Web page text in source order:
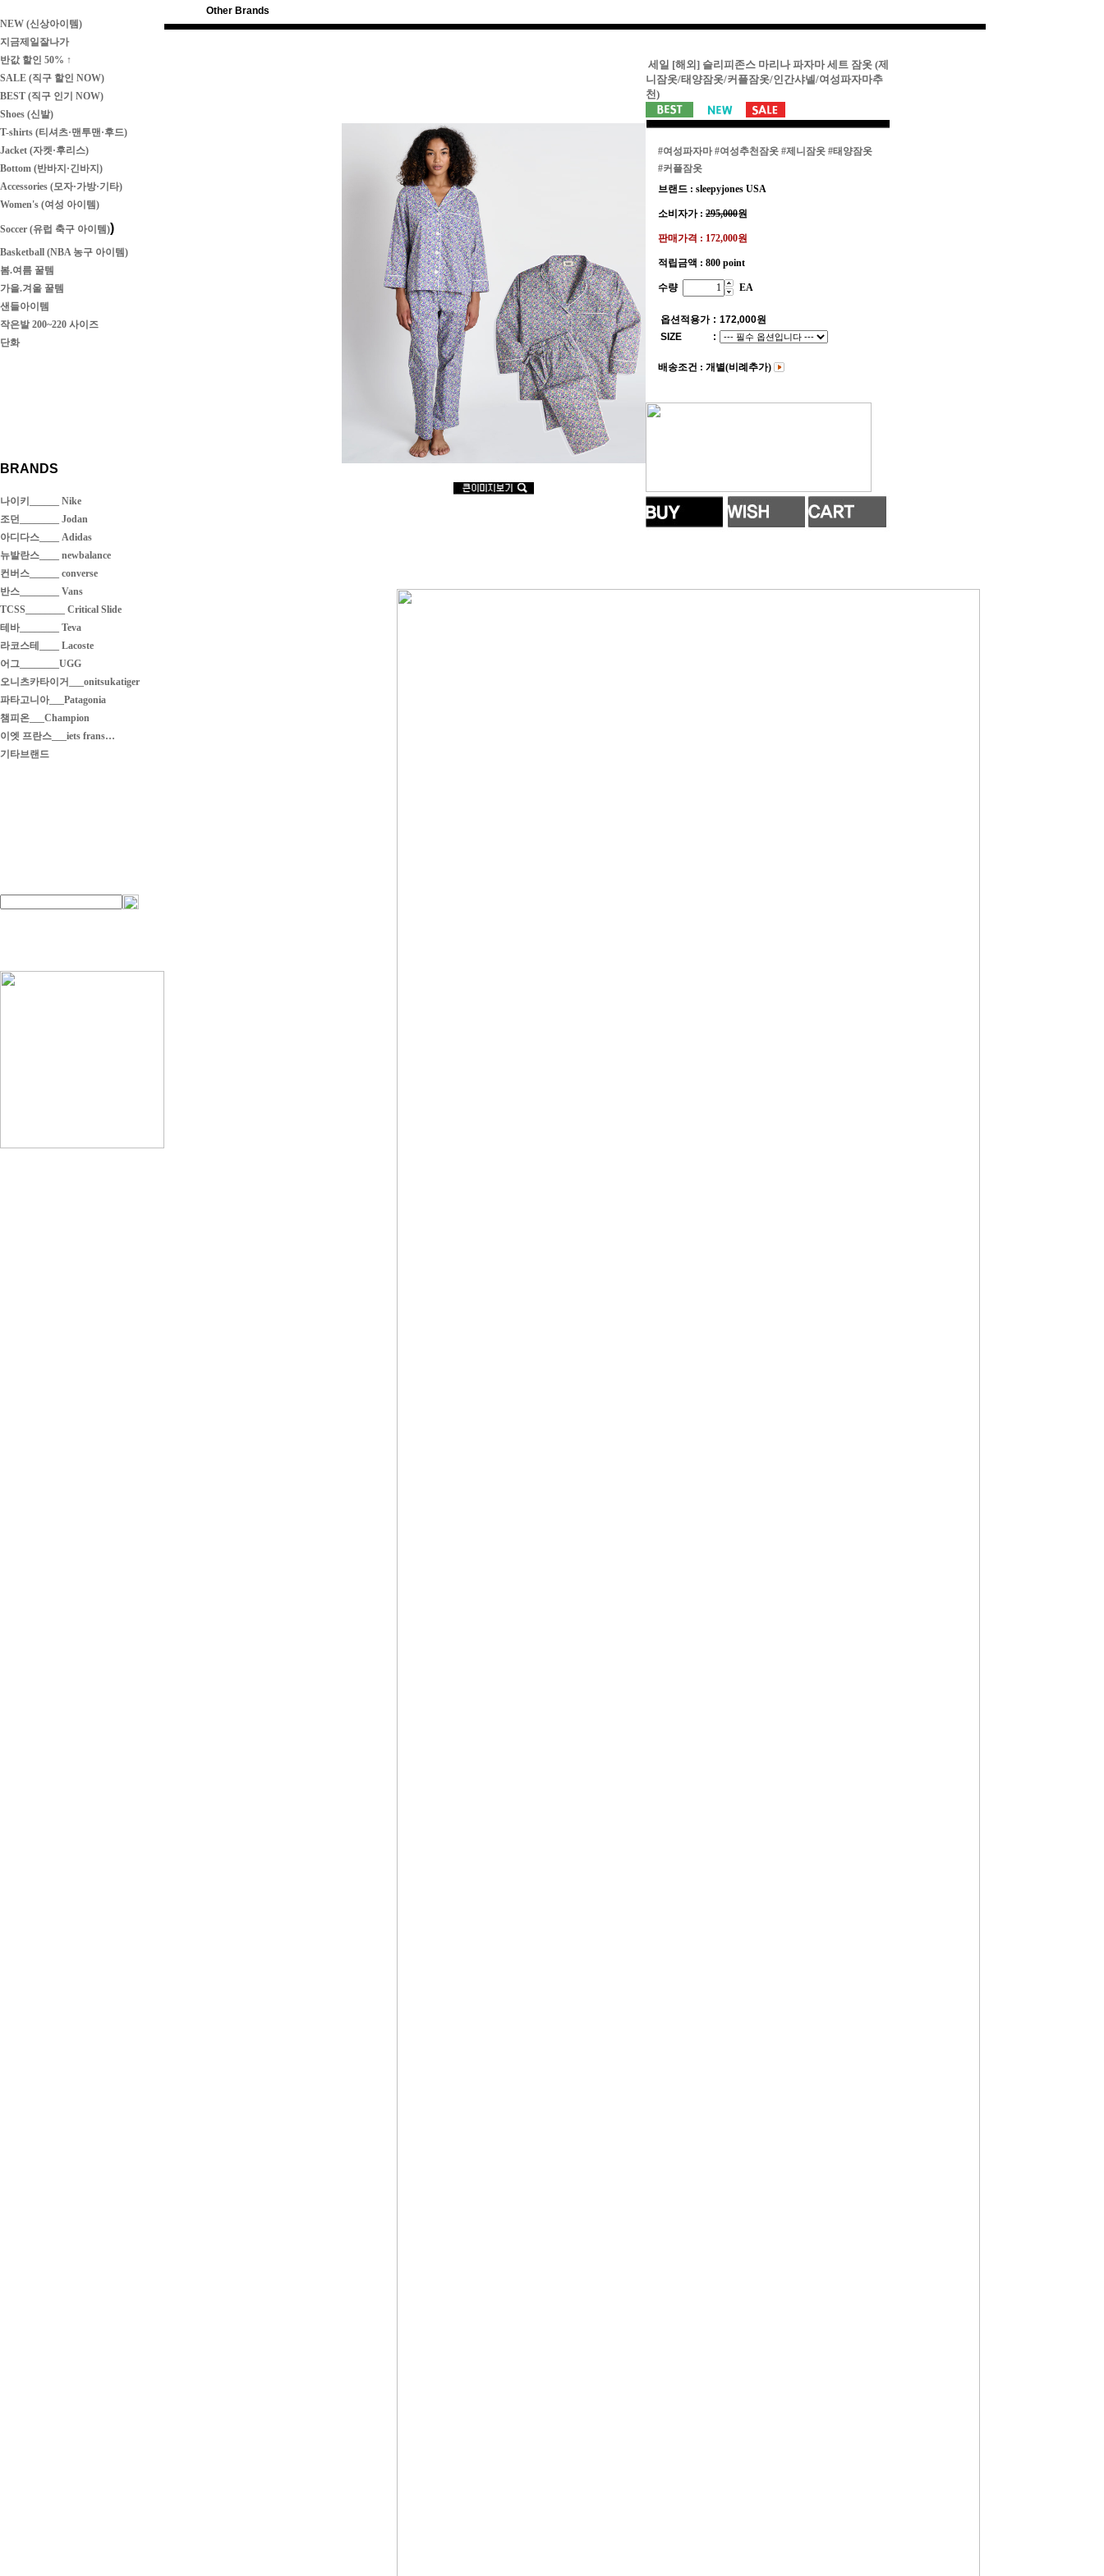
NEW (신상아이템)
지금제일잘나가
반값 할인 50% ↑
SALE (직구 할인 NOW)
BEST (직구 인기 NOW)
Shoes (신발)
T-shirts (티셔츠·맨투맨·후드)
Jacket (자켓·후리스)
Bottom (반바지·긴바지)
Accessories (모자·가방·기타)
Women's (여성 아이템)
Soccer (유럽 축구 아이템))
Basketball (NBA 농구 아이템)
봄.여름 꿀템
가을.겨울 꿀템
샌들아이템
작은발 200~220 사이즈
단화
BRANDS
나이키______ Nike
조던________ Jodan
아디다스____ Adidas
뉴발란스____ newbalance
컨버스______ converse
반스________ Vans
TCSS________ Critical Slide
테바________ Teva
라코스테____ Lacoste
어그________UGG
오니츠카타이거___onitsukatiger
파타고니아___Patagonia
챔피온___Champion
이엣 프란스___iets frans…
기타브랜드
Other Brands
세일 [해외] 슬리피존스 마리나 파자마 세트 잠옷 (제
니잠옷/태양잠옷/커플잠옷/인간샤넬/여성파자마추
천)
#여성파자마 #여성추천잠옷 #제니잠옷 #태양잠옷
#커플잠옷
브랜드 : sleepyjones USA
소비자가 : 295,000원
판매가격 : 172,000원
적립금액 : 800 point
수량 EA
옵션적용가 : 172,000원
SIZE
:
배송조건 : 개별(비례추가)